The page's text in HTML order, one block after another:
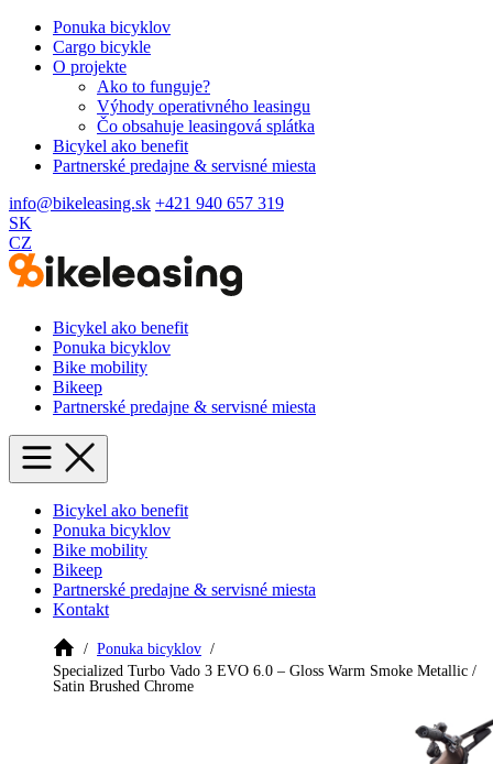
Ponuka bicyklov
Cargo bicykle
O projekte
Ako to funguje?
Výhody operativného leasingu
Čo obsahuje leasingová splátka
Bicykel ako benefit
Partnerské predajne & servisné miesta
info@bikeleasing.sk +421 940 657 319
SK
CZ
Bicykel ako benefit
Ponuka bicyklov
Bike mobility
Bikeep
Partnerské predajne & servisné miesta
Bicykel ako benefit
Ponuka bicyklov
Bike mobility
Bikeep
Partnerské predajne & servisné miesta
Kontakt
Ponuka bicyklov
Specialized Turbo Vado 3 EVO 6.0 – Gloss Warm Smoke Metallic /
Satin Brushed Chrome